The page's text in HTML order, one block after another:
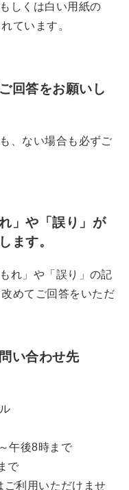
しくは白い用紙の
ています。
回答をお願いし
、ない場合も必ずご
」や「誤り」が
ます。
れ」や「誤り」の記
めてご回答をいただ
い合わせ先
午後8時まで
で
利用いただけませ